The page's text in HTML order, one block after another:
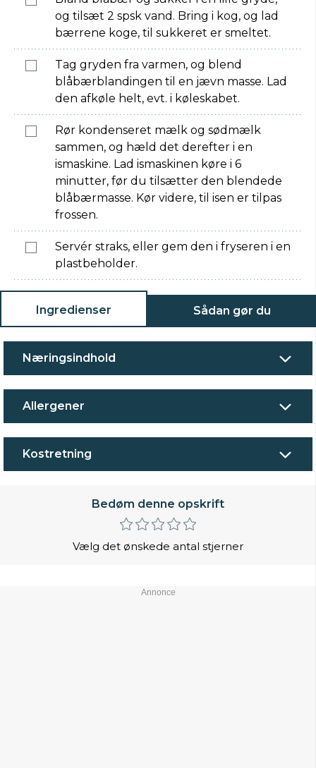
og tilsæt 2 spsk vand. Bring i kog, og lad
bærrene koge, til sukkeret er smeltet.
Tag gryden fra varmen, og blend
blåbærblandingen til en jævn masse. Lad
den afkøle helt, evt. i køleskabet.
Rør kondenseret mælk og sødmælk
sammen, og hæld det derefter i en
ismaskine. Lad ismaskinen køre i 6
minutter, før du tilsætter den blendede
blåbærmasse. Kør videre, til isen er tilpas
frossen.
Servér straks, eller gem den i fryseren i en
plastbeholder.
Ingredienser Sådan gør du
Næringsindhold
Allergener
Kostretning
Bedøm denne opskrift
Vælg det ønskede antal stjerner